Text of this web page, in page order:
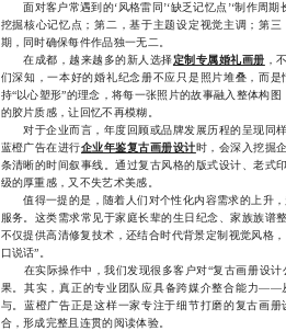
面对客户常遇到的‘风格雷同’‘缺乏记忆点’‘制作周期
挖掘核心记忆点；第二，基于主题设定视觉主调；第
期，同时确保每件作品独一无二。
在成都，越来越多的新人选择定制专属婚礼画册 ，
们深知，一本好的婚礼纪念册不应只是照片堆叠，而
持“以心塑形”的理念，将每一张照片的故事融入整体构
的胶片质感，让回忆不再模糊。
对于企业而言，年度回顾或品牌发展历程的呈现同
蓝橙广告在进行企业年鉴复古画册设计时，会深入挖掘
条清晰的时间叙事线。通过复古风格的版式设计、老式
级的厚重感，又不失艺术美感。
值得一提的是，随着人们对个性化内容需求的上升，
服务。这类需求常见于家庭长辈的生日纪念、家族族谱
不仅提供高清修复技术，还结合时代背景定制视觉风格
口说话”。
在实际操作中，我们发现很多客户对“复古画册设计
果。其实，真正的专业团队应具备跨媒介整合能力——
与。蓝橙广告正是这样一家专注于细节打磨的复古画
合，形成完整且连贯的阅读体验。